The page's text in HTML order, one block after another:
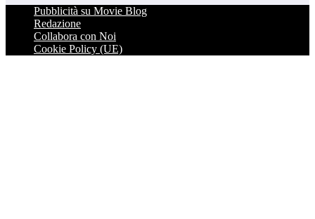
Pubblicità su Movie Blog
Redazione
Collabora con Noi
Cookie Policy (UE)